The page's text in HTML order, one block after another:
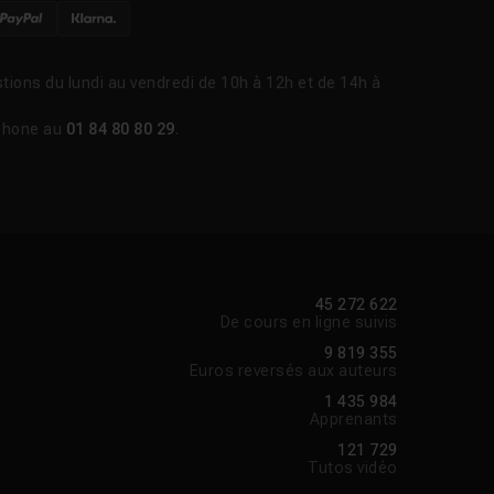
de
Aujourd'hui,
position dominante
Voir la réponse
Voir la réponse
du lundi au vendredi de 10h à 12h et de 14h à
au 01 84 80 80 29
45 272 622
De cours en ligne suivis
9 819 355
Euros reversés aux auteurs
1 435 984
Apprenants
121 729
Tutos vidéo